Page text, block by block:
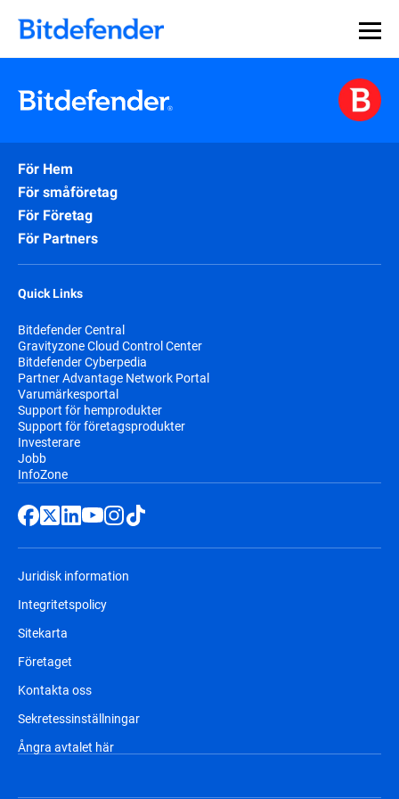
För Hem
För småföretag
För Företag
För Partners
Quick Links
Bitdefender Central
Gravityzone Cloud Control Center
Bitdefender Cyberpedia
Partner Advantage Network Portal
Varumärkesportal
Support för hemprodukter
Support för företagsprodukter
Investerare
Jobb
InfoZone
Juridisk information
Integritetspolicy
Sitekarta
Företaget
Kontakta oss
Sekretessinställningar
Ångra avtalet här